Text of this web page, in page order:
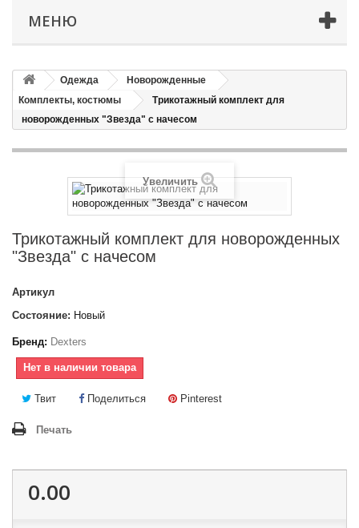
МЕНЮ
Одежда
Новорожденные
Комплекты, костюмы
Трикотажный комплект для
новорожденных "Звезда" с начесом
Увеличить
Трикотажный комплект для новорожденных
"Звезда" с начесом
Артикул
Состояние: Новый
Бренд: Dexters
Нет в наличии товара
Твит Поделиться Pinterest
Печать
0.00